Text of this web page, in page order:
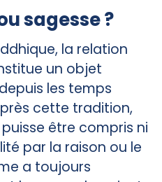
sagesse ?
la relation
un objet
les temps
cette tradition,
être compris ni
par la raison ou le
a toujours